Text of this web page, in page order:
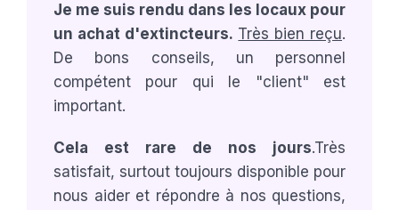
Je me suis rendu dans les locaux pour
un achat d'extincteurs. Très bien reçu.
De bons conseils, un personnel
compétent pour qui le "client" est
important.
Cela est rare de nos jours.Très
satisfait, surtout toujours disponible pour
nous aider et répondre à nos questions,